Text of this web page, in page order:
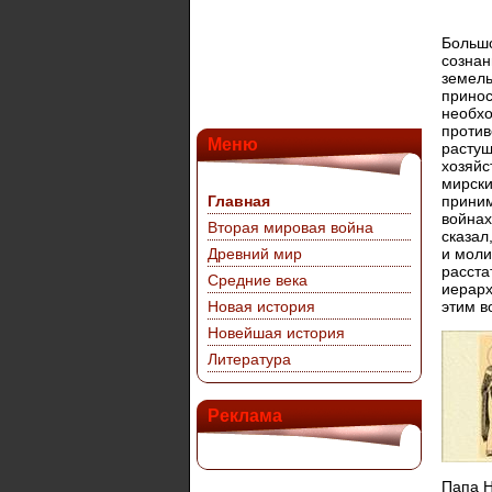
Меню
Главная
Вторая мировая война
Древний мир
Средние века
Новая история
Новейшая история
Литература
Реклама
и
этим
Папа